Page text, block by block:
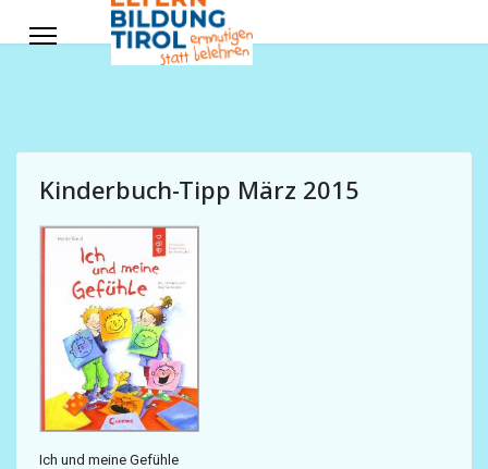
Kinderbuch-Tipp März 2015
Ich und meine Gefühle